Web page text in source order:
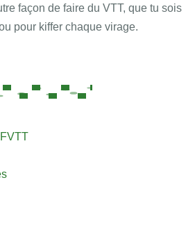
façon de faire du VTT, que tu sois
pour kiffer chaque virage.